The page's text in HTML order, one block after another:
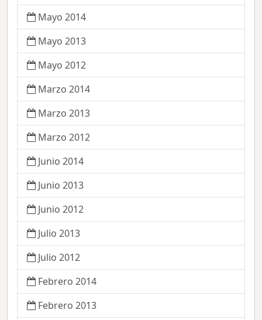
Mayo 2014
Mayo 2013
Mayo 2012
Marzo 2014
Marzo 2013
Marzo 2012
Junio 2014
Junio 2013
Junio 2012
Julio 2013
Julio 2012
Febrero 2014
Febrero 2013